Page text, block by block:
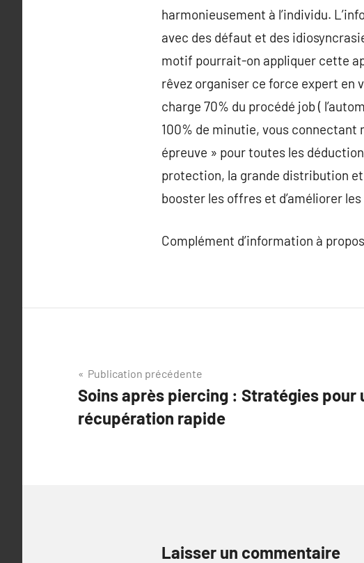
harmonieusement à l’individu.
avec des défaut et des
motif pourrait-on appliquer cette
rêvez organiser ce force expert en
charge 70% du procédé job (
100% de minutie, vous connectant
épreuve » pour toutes les
protection, la grande distribution et
booster les offres et d’améliorer
Complément d’information à
Navigation
de
l’article
Publication précédente
Soins après piercing : Stratégies pour
récupération rapide
Laisser un commentaire